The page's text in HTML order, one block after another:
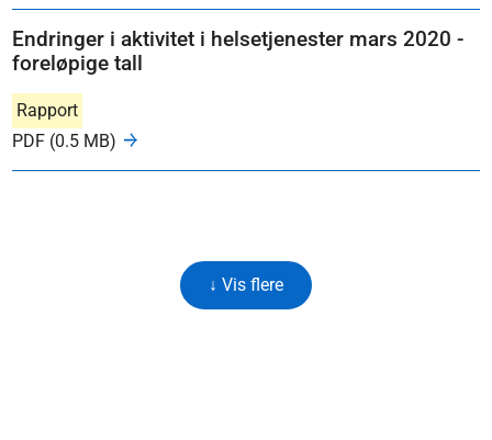
Endringer i aktivitet i helsetjenester mars 2020 -
foreløpige tall
Rapport
PDF (0.5 MB)
↓ Vis flere